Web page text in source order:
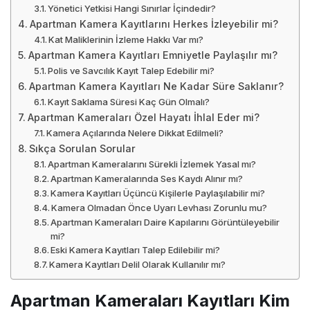
Yönetici Yetkisi Hangi Sınırlar İçindedir?
Apartman Kamera Kayıtlarını Herkes İzleyebilir mi?
Kat Maliklerinin İzleme Hakkı Var mı?
Apartman Kamera Kayıtları Emniyetle Paylaşılır mı?
Polis ve Savcılık Kayıt Talep Edebilir mi?
Apartman Kamera Kayıtları Ne Kadar Süre Saklanır?
Kayıt Saklama Süresi Kaç Gün Olmalı?
Apartman Kameraları Özel Hayatı İhlal Eder mi?
Kamera Açılarında Nelere Dikkat Edilmeli?
Sıkça Sorulan Sorular
Apartman Kameralarını Sürekli İzlemek Yasal mı?
Apartman Kameralarında Ses Kaydı Alınır mı?
Kamera Kayıtları Üçüncü Kişilerle Paylaşılabilir mi?
Kamera Olmadan Önce Uyarı Levhası Zorunlu mu?
Apartman Kameraları Daire Kapılarını Görüntüleyebilir
mi?
Eski Kamera Kayıtları Talep Edilebilir mi?
Kamera Kayıtları Delil Olarak Kullanılır mı?
Apartman Kameraları Kayıtları Kim